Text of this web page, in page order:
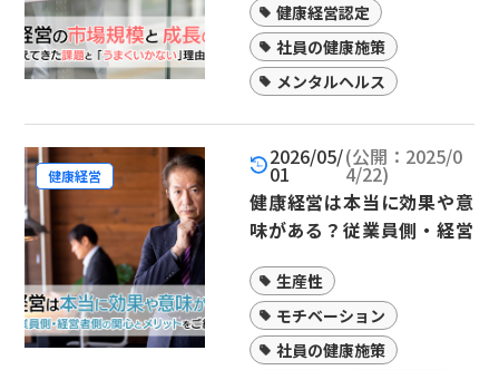
は 健康経営認定
社員の健康施策
メンタルヘルス
健康経営
2026/05/
01
(公開：2025/0
4/22)
健康経営は本当に効果や意
味がある？従業員側・経営
紹介生産性
モチベーション
社員の健康施策